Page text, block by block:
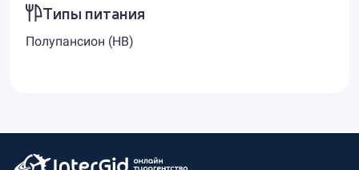
Типы питания
Полупансион (HB)